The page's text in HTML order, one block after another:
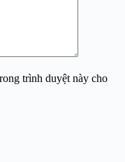
trình duyệt này cho